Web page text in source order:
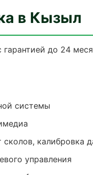
в Кызыл
до 24
системы
калибровка
управления